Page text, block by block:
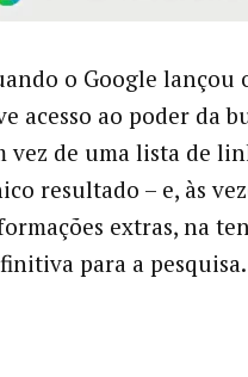
o Google lançou
acesso ao poder da
vez de uma lista de
resultado – e, às
extras, na
para a pesquisa.